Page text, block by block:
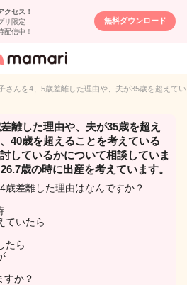
クセス！
リ限定
配信中！
無料ダウンロード
専用匿名QA
さんを4、5歳差離した理由や、夫が35歳を超えて
離した理由や、夫が35歳を超え
40歳を超えることを考えている
しているかについて相談していま
歳の時に出産を考えています。
歳差離した理由はなんですか？
ていたら
たら
すか？